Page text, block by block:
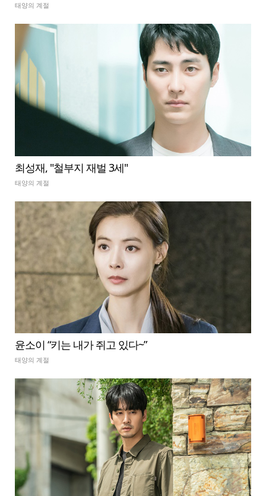
태양의 계절
최성재, "철부지 재벌 3세"
태양의 계절
윤소이 “키는 내가 쥐고 있다~”
태양의 계절